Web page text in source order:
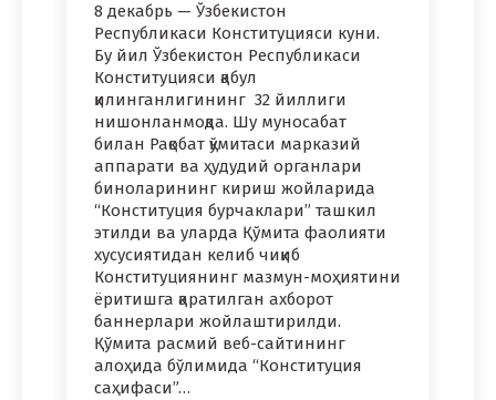
8 декабрь — Ўзбекистон
Республикаси Конституцияси куни.
Бу йил Ўзбекистон Республикаси
Конституцияси қабул
қилинганлигининг 32 йиллиги
нишонланмоқда. Шу муносабат
билан Рақобат қўмитаси марказий
аппарати ва ҳудудий органлари
биноларининг кириш жойларида
“Конституция бурчаклари” ташкил
этилди ва уларда Қўмита фаолияти
хусусиятидан келиб чиқиб
Конституциянинг мазмун-моҳиятини
ёритишга қаратилган ахборот
баннерлари жойлаштирилди.
Қўмита расмий веб-сайтининг
алоҳида бўлимида “Конституция
саҳифаси”…